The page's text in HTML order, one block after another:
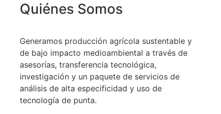
Quiénes Somos
Generamos producción agrícola sustentable y
de bajo impacto medioambiental a través de
asesorías, transferencia tecnológica,
investigación y un paquete de servicios de
análisis de alta especificidad y uso de
tecnología de punta.